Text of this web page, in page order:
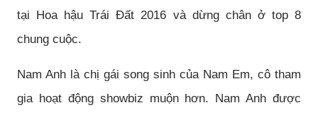
tại Hoa hậu Trái Đất 2016 và dừng chân ở top 8
chung cuộc.
Nam Anh là chị gái song sinh của Nam Em, cô tham
gia hoạt động showbiz muộn hơn. Nam Anh được